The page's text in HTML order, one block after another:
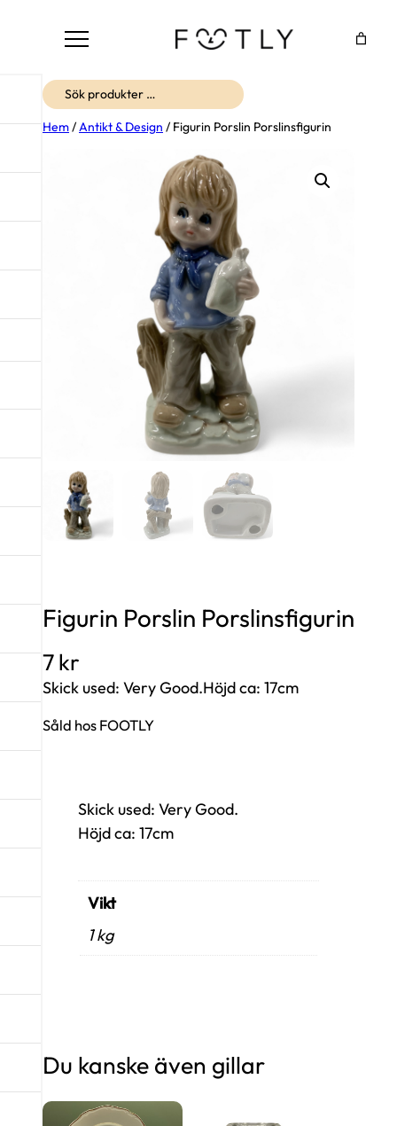
Sök
Hem / Antikt & Design / Figurin Porslin Porslinsfigurin
Figurin Porslin Porslinsfigurin
7kr
Skick used: Very Good.Höjd ca: 17cm
Såld hos FOOTLY
Skick used: Very Good.
Höjd ca: 17cm
Vikt
1 kg
Du kanske även gillar